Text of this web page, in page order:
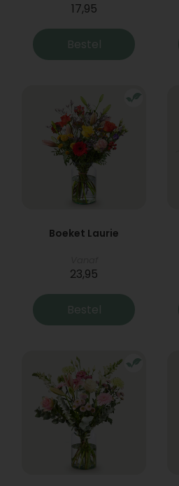
17,95
Bestel
Boeket Laurie
23,95
Bestel